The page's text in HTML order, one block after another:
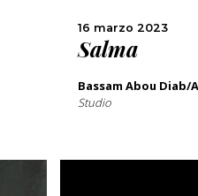
16 marzo 2023
Salma
Bassam Abou Diab/
Studio